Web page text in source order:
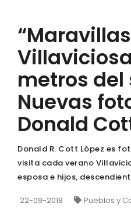
metros del
Nuevas
Donald
Donald R. Cott López es
visita cada verano
esposa e hijos,
22-09-2018 Pueblos y